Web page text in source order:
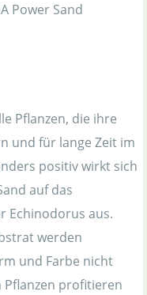
Power Sand
Pflanzen, die ihre
und für lange Zeit im
positiv wirkt sich
auf das
Echinodorus aus.
werden
und Farbe nicht
Pflanzen profitieren